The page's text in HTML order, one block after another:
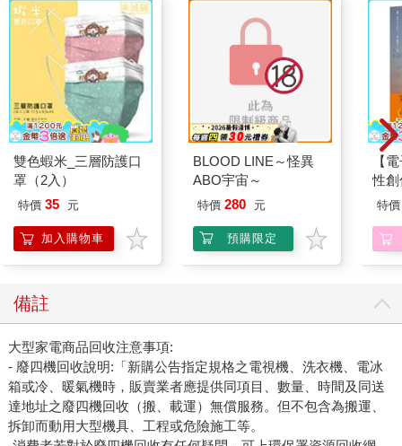
雙色蝦米_三層防護口
罩（2入）
特價 35 元
加入購物車
BLOOD LINE～怪異
ABO宇宙～
特價 280 元
預購限定
【
性
我
特價
備註
大型家電商品回收注意事項:
- 廢四機回收說明:「新購公告指定規格之電視機、洗衣機、電冰
箱或冷、暖氣機時，販賣業者應提供同項目、數量、時間及同送
達地址之廢四機回收（搬、載運）無償服務。但不包含為搬運、
拆卸而動用大型機具、工程或危險施工等。